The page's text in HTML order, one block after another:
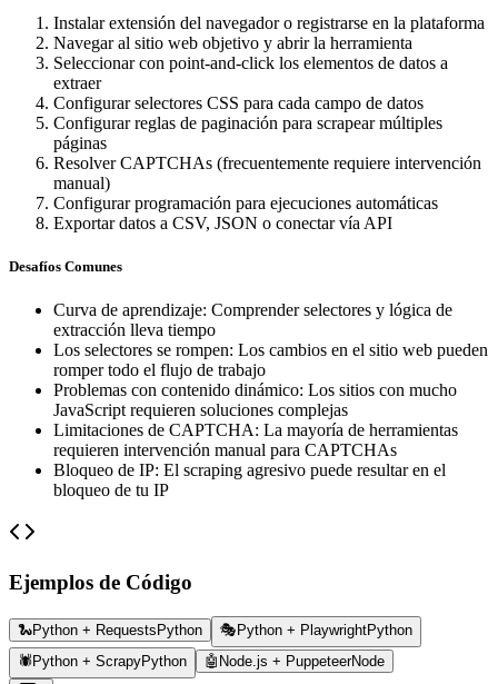
Instalar extensión del navegador o registrarse en la plataforma
Navegar al sitio web objetivo y abrir la herramienta
Seleccionar con point-and-click los elementos de datos a
extraer
Configurar selectores CSS para cada campo de datos
Configurar reglas de paginación para scrapear múltiples
páginas
Resolver CAPTCHAs (frecuentemente requiere intervención
manual)
Configurar programación para ejecuciones automáticas
Exportar datos a CSV, JSON o conectar vía API
Desafíos Comunes
Curva de aprendizaje: Comprender selectores y lógica de
extracción lleva tiempo
Los selectores se rompen: Los cambios en el sitio web pueden
romper todo el flujo de trabajo
Problemas con contenido dinámico: Los sitios con mucho
JavaScript requieren soluciones complejas
Limitaciones de CAPTCHA: La mayoría de herramientas
requieren intervención manual para CAPTCHAs
Bloqueo de IP: El scraping agresivo puede resultar en el
bloqueo de tu IP
Ejemplos de Código
🐍Python + Requests Python 🎭 Python + PlaywrightPython
🕷️Python + ScrapyPython 🤖 Node.js + PuppeteerNode